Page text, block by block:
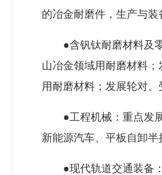
的冶金耐磨件，生产与
●含钒钛耐磨材料及零
山冶金领域用耐磨材料
用耐磨材料；发展轮对
●工程机械：重点发展
新能源汽车、平板自卸
●现代轨道交通装备：